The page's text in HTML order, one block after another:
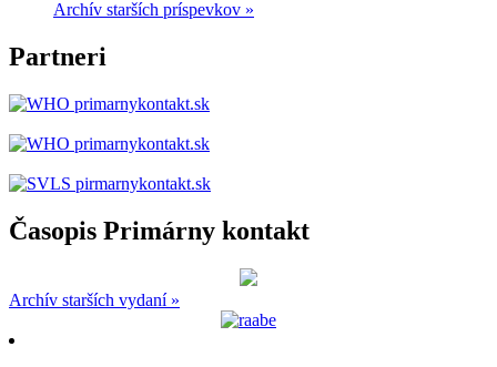
Archív starších príspevkov »
Partneri
Časopis Primárny kontakt
Archív starších vydaní »